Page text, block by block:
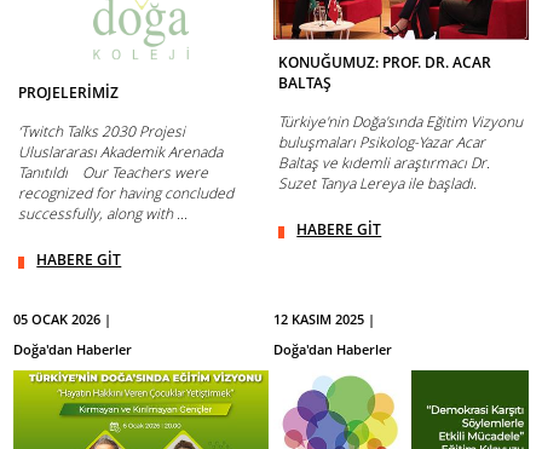
PROJELERİMİZ
‘Twitch Talks 2030 Projesi
Uluslararası Akademik Arenada
Tanıtıldı Our Teachers were
recognized for having concluded
successfully, along with ...
HABERE GİT
KONUĞUMUZ: PROF. DR. ACAR
BALTAŞ
Türkiye'nin Doğa'sında Eğitim Vizyonu
buluşmaları Psikolog-Yazar Acar
Baltaş ve kıdemli araştırmacı Dr.
Suzet Tanya Lereya ile başladı.
HABERE GİT
05 OCAK 2026 |
Doğa'dan Haberler
12 KASIM 2025 |
Doğa'dan Haberler